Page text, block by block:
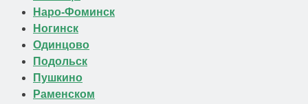
Наро-Фоминск
Ногинск
Одинцово
Подольск
Пушкино
Раменском